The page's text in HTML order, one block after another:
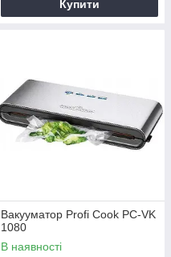
Купити
Вакууматор Profi Cook PC-VK
1080
В наявності